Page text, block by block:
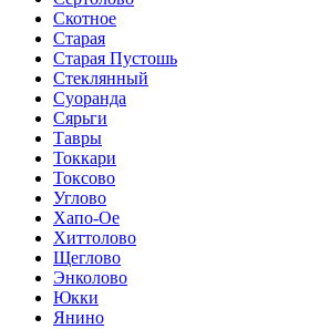
Скотное
Старая
Старая Пустошь
Стеклянный
Суоранда
Сярьги
Тавры
Токкари
Токсово
Углово
Хапо-Ое
Хиттолово
Щеглово
Энколово
Юкки
Янино